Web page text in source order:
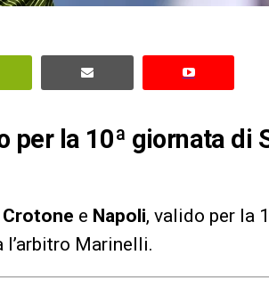
per la 10ª giornata di
Crotone e Napoli, valido per la
l’arbitro Marinelli.